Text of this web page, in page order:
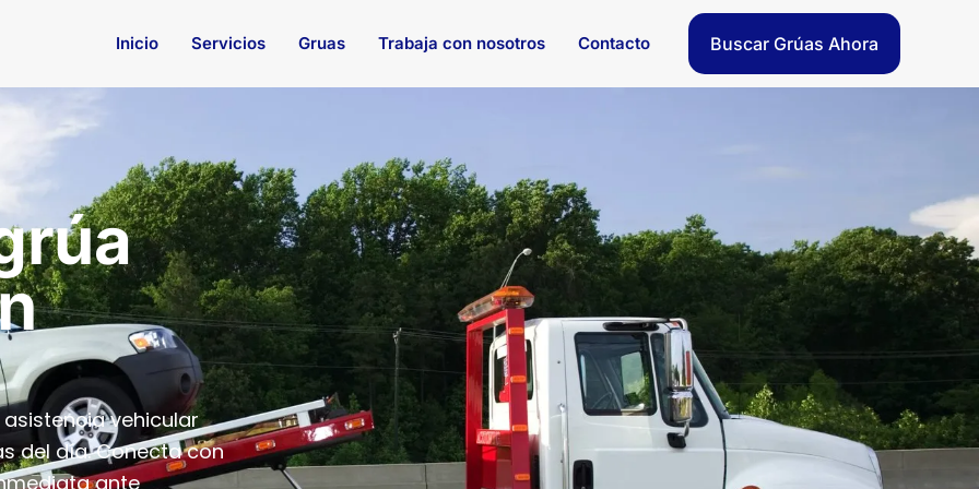
Inicio Servicios Gruas Trabaja con nosotros Contacto Buscar Grúas Ahora
vehicular
del día. Conecta con
ante